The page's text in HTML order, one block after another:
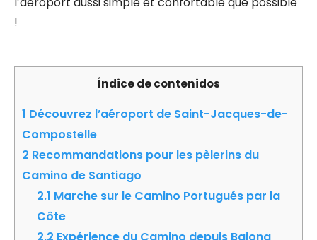
!
Índice de contenidos
1 Découvrez l’aéroport de Saint-Jacques-de-
Compostelle
2 Recommandations pour les pèlerins du
Camino de Santiago
2.1 Marche sur le Camino Portugués par la
Côte
2.2 Expérience du Camino depuis Baiona